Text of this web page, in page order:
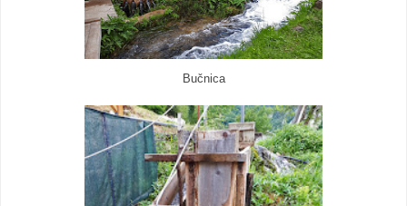
Bučnica